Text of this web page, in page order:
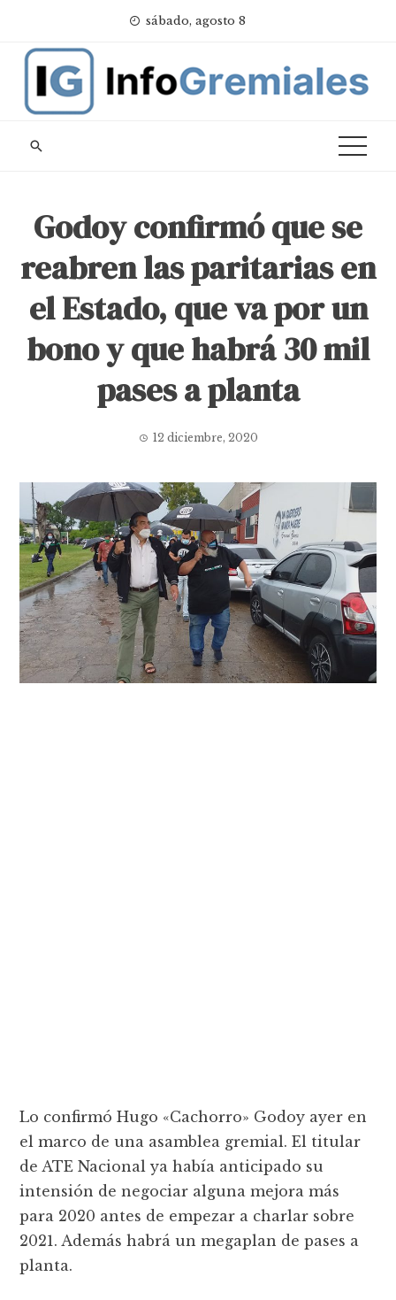
content
sábado, agosto 8
Godoy confirmó que se
reabren las paritarias en
el Estado, que va por un
bono y que habrá 30 mil
pases a planta
12 diciembre, 2020
Lo confirmó Hugo «Cachorro» Godoy ayer en
el marco de una asamblea gremial. El titular
de ATE Nacional ya había anticipado su
intensión de negociar alguna mejora más
para 2020 antes de empezar a charlar sobre
2021. Además habrá un megaplan de pases a
planta.